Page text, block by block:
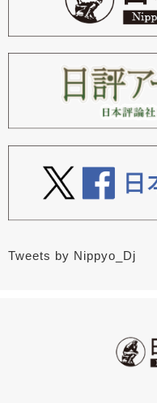
Tweets by Nippyo_Dj